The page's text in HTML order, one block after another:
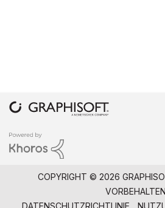
COPYRIGHT © 2026
DATENSCHUTZRICHTLINIE